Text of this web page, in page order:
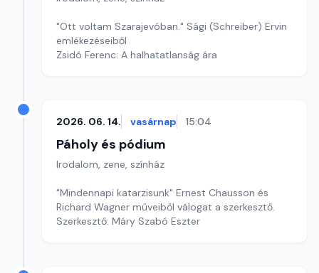
"Ott voltam Szarajevóban." Sági (Schreiber) Ervin
emlékezéseiből
Zsidó Ferenc: A halhatatlanság ára
2026. 06. 14. vasárnap 15:04
Páholy és pódium
Irodalom, zene, színház
"Mindennapi katarzisunk" Ernest Chausson és
Richard Wagner műveiből válogat a szerkesztő.
Szerkesztő: Máry Szabó Eszter